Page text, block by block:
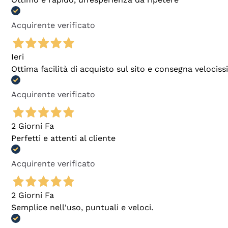
Acquirente verificato
Ieri
Ottima facilità di acquisto sul sito e consegna
Acquirente verificato
2 Giorni Fa
Perfetti e attenti al cliente
Acquirente verificato
2 Giorni Fa
Semplice nell'uso, puntuali e veloci.